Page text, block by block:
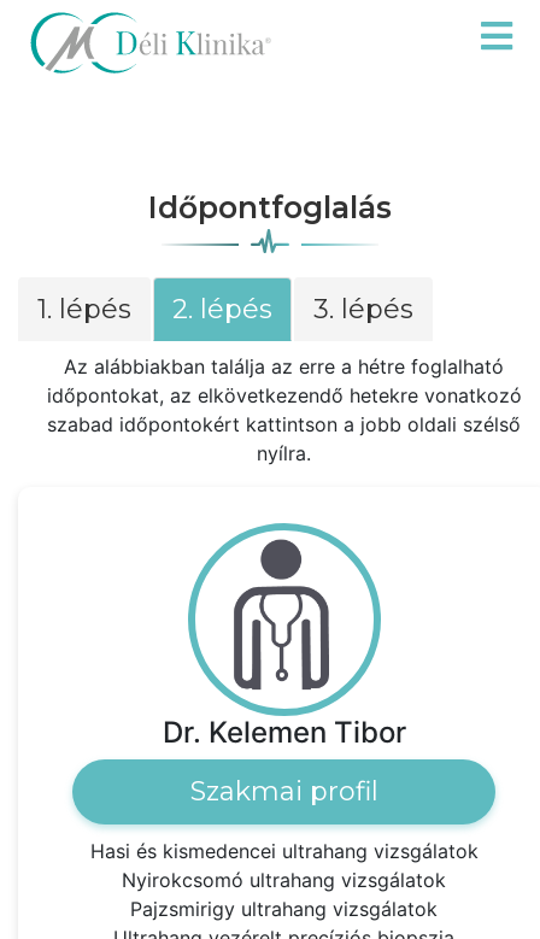
Időpontfoglalás
1. lépés 2. lépés 3. lépés
Az alábbiakban találja az erre a hétre foglalható
időpontokat, az elkövetkezendő hetekre vonatkozó
szabad időpontokért kattintson a jobb oldali szélső
nyílra.
Dr. Kelemen Tibor
Szakmai profil
Hasi és kismedencei ultrahang vizsgálatok
Nyirokcsomó ultrahang vizsgálatok
Pajzsmirigy ultrahang vizsgálatok